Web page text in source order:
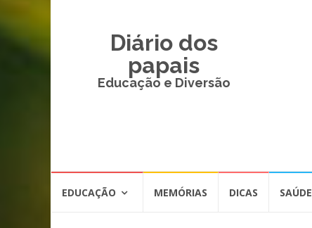
Diário dos
papais
Educação e Diversão
EDUCAÇÃO MEMÓRIAS DICAS SAÚDE